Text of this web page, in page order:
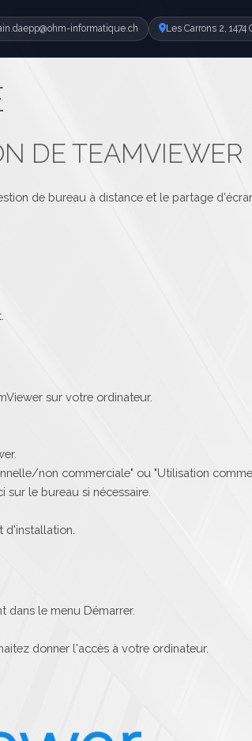
informatique.ch Les Carrons 2, 1474
DE TEAMVIEWER
de bureau à distance et le partage
sur votre ordinateur.
non commerciale" ou "Utilisation
le bureau si nécessaire.
d'installation.
dans le menu Démarrer.
donner l'accès à votre ordinateur.